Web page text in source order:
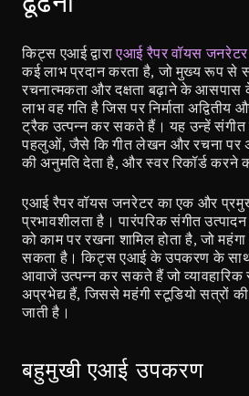
किट्स एआई द्वारा एआई रैपर वॉयस जनरेटर
कई लाभ प्रदान करता है, जो मुख्य रूप से
रचनात्मकता और दक्षता बढ़ाने के आसपास
लाभ वह गति है जिस पर निर्माता
ट्रैक उत्पन्न कर सकते हैं। यह उन्हें संगीत
पहलुओं, जैसे कि गीत लेखन और रचना पर
की अनुमति देता है, और स्वर रिकॉर्ड
एआई रैपर वॉयस जनरेटर का एक और
प्रभावशीलता है। पारंपरिक संगीत
को काम पर रखना शामिल होता है, जो
सकता है। किट्स एआई के उपकरण के साथ,
आवाजें उत्पन्न कर सकते हैं जो व्यावहारिक
अप्रभेद्य हैं, जिससे महंगी स्टूडियो सत्रों
जाती है।
बहुमुखी एआई उपकरण